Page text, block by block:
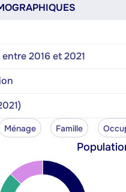
2016 et 2021
Ménage Famille